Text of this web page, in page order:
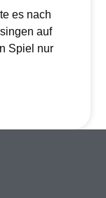
es nach
auf
Spiel nur